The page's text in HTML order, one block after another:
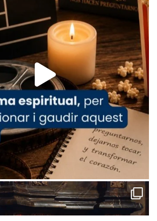
es/iglesia/news/2026-
depresion-papa-viaje-
· Share
de Barcelona
Juliana i Semproniana ens
la mirada»
bisbe de Tortosa, ha
27 de juliol la missa de Les
cvu5jmbk